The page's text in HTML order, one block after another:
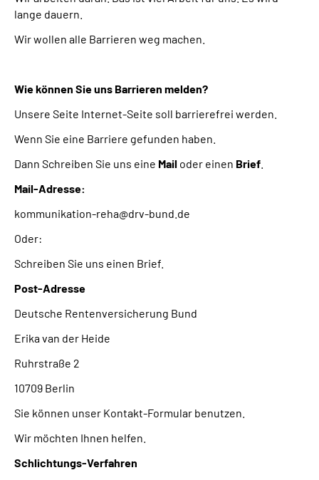
lange dauern.
Wir wollen alle Barrieren weg machen.
Wie können Sie uns Barrieren melden?
Unsere Seite Internet-Seite soll barrierefrei werden.
Wenn Sie eine Barriere gefunden haben.
Dann Schreiben Sie uns eine Mail oder einen Brief
Mail-Adresse:
kommunikation-reha@drv-bund.de
Oder:
Schreiben Sie uns einen Brief.
Post-Adresse
Deutsche Rentenversicherung Bund
Erika van der Heide
Ruhrstraße 2
10709 Berlin
Sie können unser Kontakt-Formular benutzen.
Wir möchten Ihnen helfen.
Schlichtungs-Verfahren